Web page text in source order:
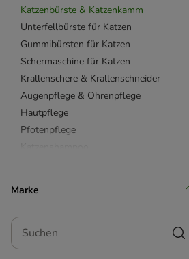
Katzenbürste & Katzenkamm
Unterfellbürste für Katzen
Gummibürsten für Katzen
Schermaschine für Katzen
Krallenschere & Krallenschneider
Augenpflege & Ohrenpflege
Hautpflege
Pfotenpflege
beaphar
Felisept
FURminator
Marke
Suchen